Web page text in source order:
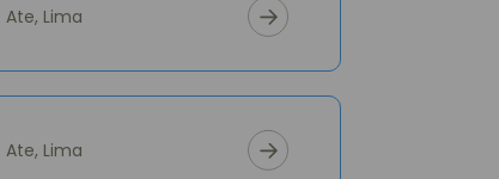
Ate, Lima
Ate, Lima